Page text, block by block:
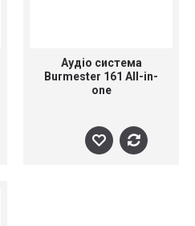
Аудіо система
Burmester 161 All-in-
one